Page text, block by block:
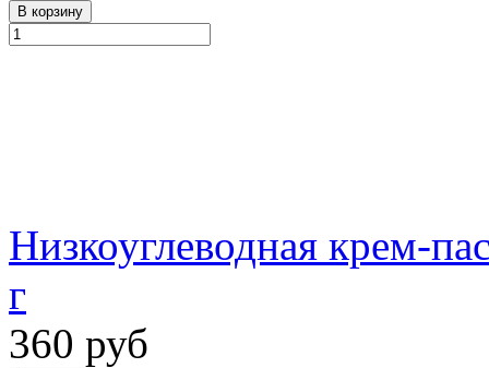
Низкоуглеводная крем-
г
360 руб